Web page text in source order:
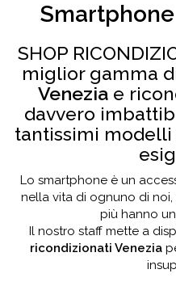
SHOP
miglior gamma
Veneziae
davvero
tantissimi
Lo smartphone è un
nella vita di ognuno di
più hanno
Il nostro staff mette a
ricondizionati Venezia